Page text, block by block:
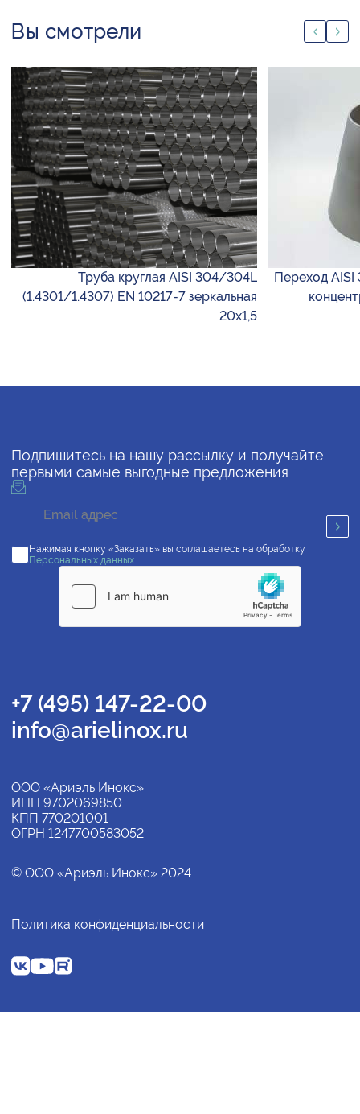
Вы смотрели
Труба круглая AISI 304/304L
(1.4301/1.4307) EN 10217-7 зеркальная
20х1,5
Переход
Подпишитесь на нашу рассылку и получайте
первыми самые выгодные предложения
Нажимая кнопку «Заказать» вы соглашаетесь на обработку
Персональных данных
+7 (495) 147-22-00
info@arielinox.ru
ООО «Ариэль Инокс»
ИНН 9702069850
КПП 770201001
ОГРН 1247700583052
© ООО «Ариэль Инокс» 2024
Политика конфиденциальности